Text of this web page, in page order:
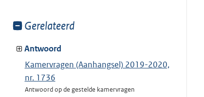
Toon
van:
Gerelateerd
Antwoord
Kamervragen (Aanhangsel) 2019-2020,
nr. 1736
Antwoord op de gestelde kamervragen